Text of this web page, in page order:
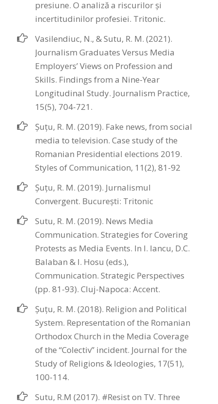
presiune. O analiză a riscurilor și
incertitudinilor profesiei. Tritonic.
Vasilendiuc, N., & Sutu, R. M. (2021).
Journalism Graduates Versus Media
Employers’ Views on Profession and
Skills. Findings from a Nine-Year
Longitudinal Study. Journalism Practice,
15(5), 704-721.
Șuțu, R. M. (2019). Fake news, from social
media to television. Case study of the
Romanian Presidential elections 2019.
Styles of Communication, 11(2), 81-92
Șuțu, R. M. (2019). Jurnalismul
Convergent. București: Tritonic
Sutu, R. M. (2019). News Media
Communication. Strategies for Covering
Protests as Media Events. In I. Iancu, D.C.
Balaban & I. Hosu (eds.),
Communication. Strategic Perspectives
(pp. 81-93). Cluj-Napoca: Accent.
Șuțu, R. M. (2018). Religion and Political
System. Representation of the Romanian
Orthodox Church in the Media Coverage
of the “Colectiv” incident. Journal for the
Study of Religions & Ideologies, 17(51),
100-114.
Sutu, R.M (2017). #Resist on TV. Three